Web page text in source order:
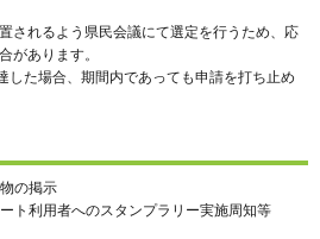
されるよう県民会議にて選定を行うため、応
があります。
た場合、期間内であっても申請を打ち止め
の掲示
ト利用者へのスタンプラリー実施周知等